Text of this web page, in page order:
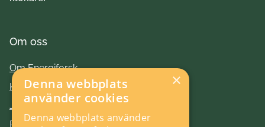
Om oss
Om Energiforsk
Kontakt
Jobba hos oss
Press
×
Denna webbplats
använder cookies
Denna webbplats använder